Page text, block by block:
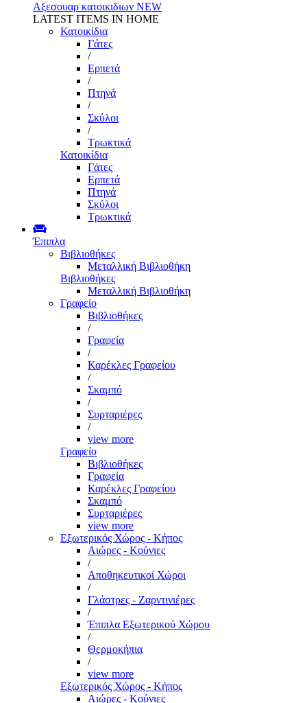
Αξεσουαρ κατοικιδιων NEW
LATEST ITEMS IN HOME
Κατοικίδια
Γάτες
/
Ερπετά
/
Πτηνά
/
Σκύλοι
/
Τρωκτικά
Κατοικίδια
Γάτες
Ερπετά
Πτηνά
Σκύλοι
Τρωκτικά
Έπιπλα
Βιβλιοθήκες
Μεταλλική Βιβλιοθήκη
Βιβλιοθήκες
Μεταλλική Βιβλιοθήκη
Γραφείο
Βιβλιοθήκες
/
Γραφεία
/
Καρέκλες Γραφείου
/
Σκαμπό
/
Συρταριέρες
/
view more
Γραφείο
Βιβλιοθήκες
Γραφεία
Καρέκλες Γραφείου
Σκαμπό
Συρταριέρες
view more
Εξωτερικός Χώρος - Κήπος
Αιώρες - Κούνιες
/
Αποθηκευτικοί Χώροι
/
Γλάστρες - Ζαρντινιέρες
/
Έπιπλα Εξωτερικού Χώρου
/
Θερμοκήπια
/
view more
Εξωτερικός Χώρος - Κήπος
Αιώρες - Κούνιες